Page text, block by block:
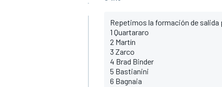
Repetimos la formación de salida
1 Quartararo
2 Martín
3 Zarco
4 Brad Binder
5 Bastianini
6 Bagnaia